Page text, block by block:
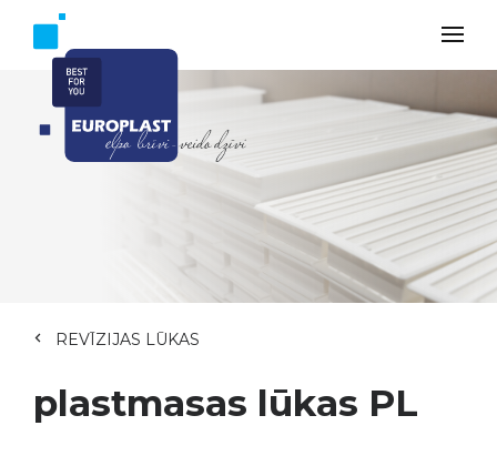
REVĪZIJAS LŪKAS
plastmasas lūkas PL